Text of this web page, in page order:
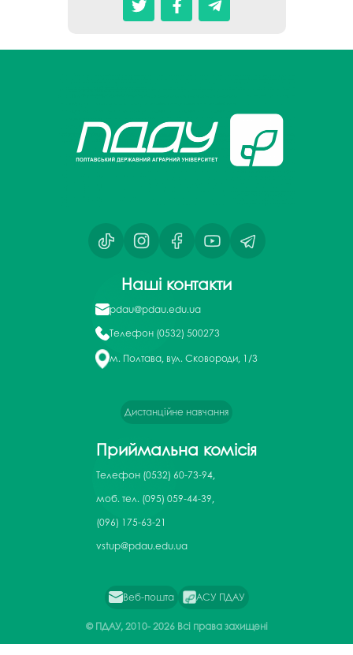
Наші контакти
pdau@pdau.edu.ua
Телефон (0532) 500273
м. Полтава, вул. Сковороди, 1/3
Дистанційне навчання
Приймальна комісія
Телефон (0532) 60-73-94,
моб. тел. (095) 059-44-39,
(096) 175-63-21
vstup@pdau.edu.ua
Веб-пошта АСУ ПДАУ
© ПДАУ, 2010-2026 Всі права захищені